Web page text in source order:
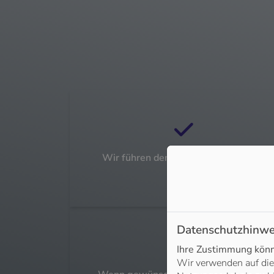
Wir führen den Heizungscheck durch
Ihre Zustimmung
Wir verwenden auf